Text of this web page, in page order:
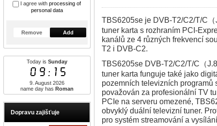
I agree withprocessing of
personal data
Remove Add
Today is Sunday
09:15
9. August 2026
name day has Roman
Dopravu zajišťuje
TBS6205se je DVB-T2/C2/T/C
tuner karta s rozhraním PCI-
kanálů ze 4 různých frekvencí
T2 i DVB-C2.
TBS6205se DVB-T2/C2/T/C（
tuner karta funguje také jako
pozemních televizních
považován za profesionální TV
PCIe na serveru omezené,
obvyklý duální televizní tuner.
pro systém streamování a